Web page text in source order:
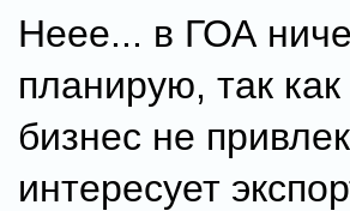
Неее... в ГОА
планирую, так
бизнес не
интересует